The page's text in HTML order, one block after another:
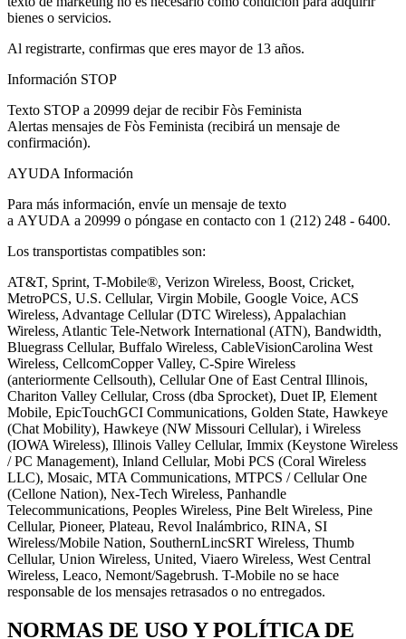
bienes o servicios.
Al registrarte, confirmas que eres mayor de 13 años.
Información STOP
Texto STOP a 20999 dejar de recibirFòs Feminista
Alertas mensajes de Fòs Feminista (recibirá un mensaje de
confirmación).
AYUDA Información
Para más información, envíe un mensaje de texto
a AYUDA a 20999 o póngase en contacto con 1 (212) 248 - 6400.
Los transportistas compatibles son:
AT&T, Sprint, T-Mobile®, Verizon Wireless, Boost, Cricket,
MetroPCS, U.S. Cellular, Virgin Mobile, Google Voice, ACS
Wireless, Advantage Cellular (DTC Wireless), Appalachian
Wireless, Atlantic Tele-Network International (ATN), Bandwidth,
Bluegrass Cellular, Buffalo Wireless, CableVisionCarolina West
Wireless, CellcomCopper Valley, C-Spire Wireless
(anteriormente Cellsouth), Cellular One of East Central Illinois,
Chariton Valley Cellular, Cross (dba Sprocket), Duet IP, Element
Mobile, EpicTouchGCI Communications, Golden State, Hawkeye
(Chat Mobility), Hawkeye (NW Missouri Cellular), i Wireless
(IOWA Wireless), Illinois Valley Cellular, Immix (Keystone Wireless
/ PC Management), Inland Cellular, Mobi PCS (Coral Wireless
LLC), Mosaic, MTA Communications, MTPCS / Cellular One
(Cellone Nation), Nex-Tech Wireless, Panhandle
Telecommunications, Peoples Wireless, Pine Belt Wireless, Pine
Cellular, Pioneer, Plateau, Revol Inalámbrico, RINA, SI
Wireless/Mobile Nation, SouthernLincSRT Wireless, Thumb
Cellular, Union Wireless, United, Viaero Wireless, West Central
Wireless, Leaco, Nemont/Sagebrush. T-Mobile no se hace
responsable de los mensajes retrasados o no entregados.
NORMAS DE USO Y POLÍTICA DE